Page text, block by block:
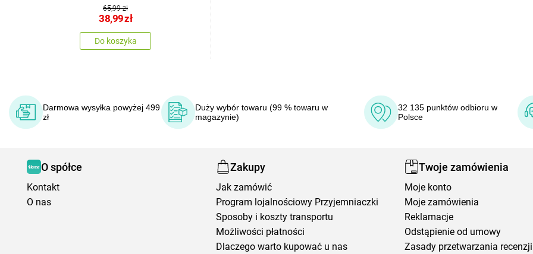
65,99 zł
38,99zł
Do koszyka
Darmowa wysyłka powyżej 499
zł
Duży wybór towaru (99 % towaru w
magazynie)
32 135 punktów odbioru w
Polsce
O spółce
Kontakt
O nas
Zakupy
Jak zamówić
Program lojalnościowy Przyjemniaczki
Sposoby i koszty transportu
Możliwości płatności
Dlaczego warto kupować u nas
Twoje zamówienia
Moje konto
Moje zamówienia
Reklamacje
Odstąpienie od umowy
Zasady przetwarzania recenzji